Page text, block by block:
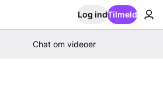
Log indTilmeld
Chat om videoer